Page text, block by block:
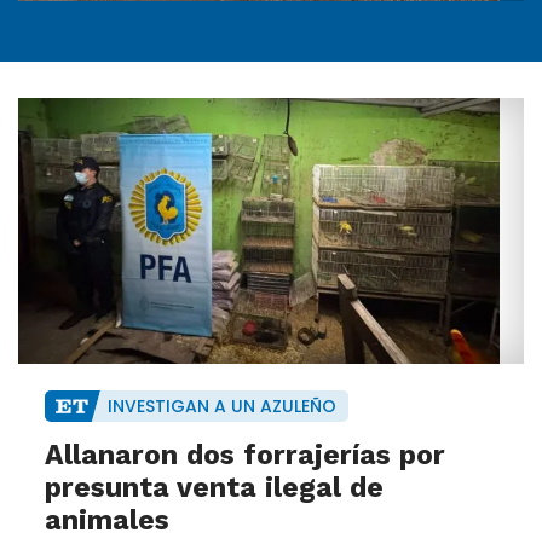
INVESTIGAN A UN AZULEÑO
Allanaron dos forrajerías por
presunta venta ilegal de
animales